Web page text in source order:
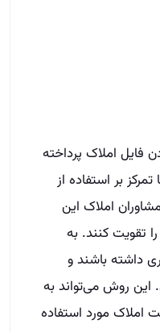
این روش می‌تواند به
املاک مورد استفاده
املاک کمک کند تا
بازار داشته باشند.
انواع کلاس برای